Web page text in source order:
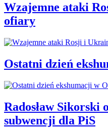
Wzajemne ataki
ofiary
Ostatni dzień
Radosław Sikorski
subwencji dla PiS